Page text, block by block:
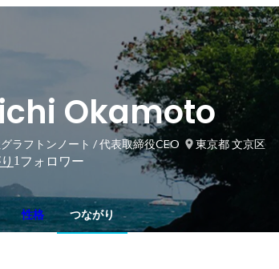
Okamoto
ラフトンノート / 代表取締役CEO
東京都 文京区
1 フォロワー
性格 つながり